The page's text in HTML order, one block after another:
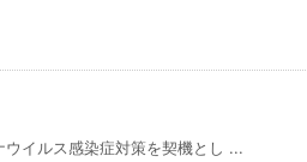
イルス感染症対策を契機とし ...